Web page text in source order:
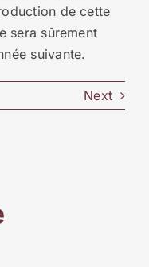
de cette
sera sûrement
suivante.
Next